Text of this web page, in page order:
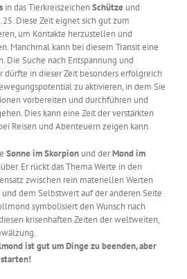
in das TierkreiszeichenSchütze und
Diese Zeit eignet sich gut zum
um Kontakte herzustellen und
Manchmal kann bei diesem Transit eine
Die Suche nach Entspannung und
dürfte in dieser Zeit besonders erfolgreich
zu aktivieren, in dem Sie
vorbereiten und durchführen und
Dies kann eine Zeit der verstärkten
Reisen und Abenteuern zeigen kann.
Sonne im Skorpion und derMond im
Er rückt das Thema Werte in den
zwischen rein materiellen Werten
dem Selbstwert auf der anderen Seite
symbolisiert den Wunsch nach
krisenhaften Zeiten der weltweiten,
ist gut um Dinge zu beenden, aber